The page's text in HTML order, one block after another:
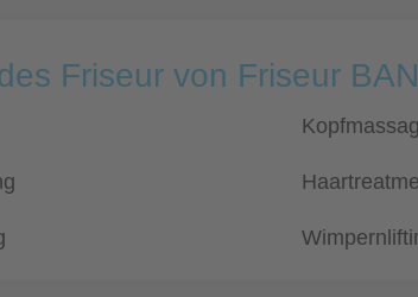
Friseur von Friseur